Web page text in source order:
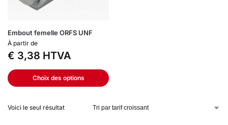
Embout femelle ORFS UNF
À partir de
€ 3,38 HTVA
Choix des options
Voici le seul résultat